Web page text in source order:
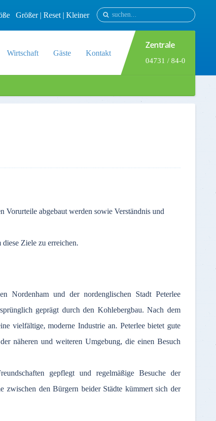
Größer| Reset | Kleiner
Wirtschaft Gäste Kontakt
Zentrale
04731 / 84-0
Vorurteile abgebaut werden sowie Verständnis und
Ziele zu erreichen.
Nordenham und der nordenglischen Stadt Peterlee
geprägt durch den Kohlebergbau. Nach dem
vielfältige, moderne Industrie an. Peterlee bietet gute
näheren und weiteren Umgebung, die einen Besuch
gepflegt und regelmäßige Besuche der
zwischen den Bürgern beider Städte kümmert sich der